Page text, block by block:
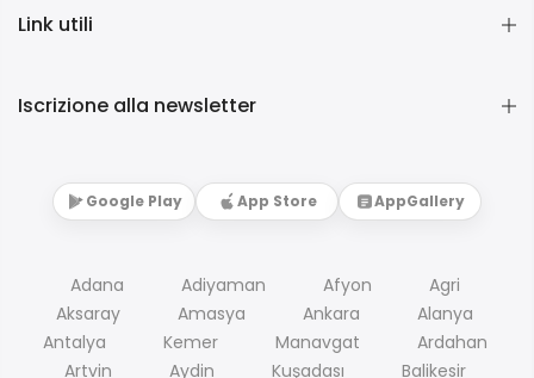
Link utili
Iscrizione alla newsletter
Google Play App Store AppGallery
Adana Adiyaman Afyon
Agri
Aksaray
Amasya Ankara
Alanya
Antalya
Kemer Manavgat
Ardahan
Artvin
Aydin Kuşadası Balikesir